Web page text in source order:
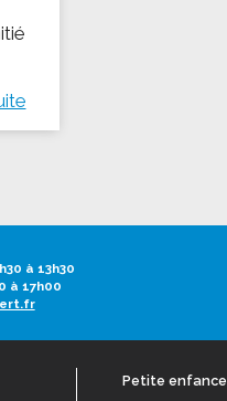
à 13h30
à 17h00
Petite enfance